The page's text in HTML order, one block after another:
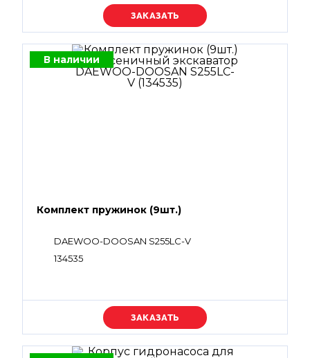
Уточняйте цену
В наличии
Комплект пружинок (9шт.)
DAEWOO-DOOSAN S255LC-V
134535
Уточняйте цену